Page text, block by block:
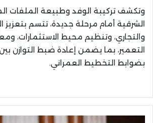
وتكشف تركيبة الوفد وطبيعة الملفات
الشرقية أمام مرحلة جديدة، تتسم بتعزيز
والتجاري، وتنظيم محيط الاستثمارات،
التعمير، بما يضمن إعادة ضبط التوازن بين
بضوابط التخطيط العمراني.